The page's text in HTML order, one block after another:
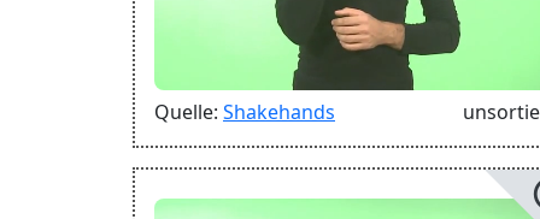
Quelle: Shakehands